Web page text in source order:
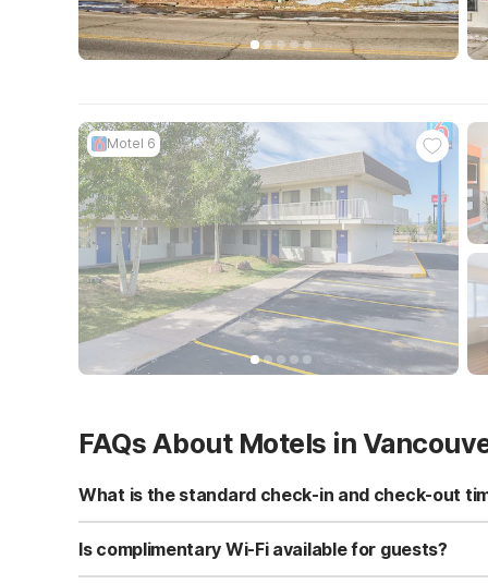
Motel 6
FAQs About Motels in
What is the standard check-in and check-out
Standard check-in time is at 3:00 PM, and check-out is
Is complimentary Wi-Fi available for guests?
Yes, we provide complimentary high-speed Wi-Fi